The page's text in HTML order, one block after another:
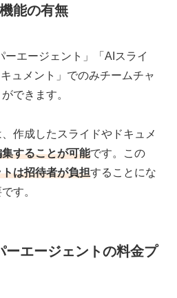
能の有無
エージェント」「AIスライ
ュメント」でのみチームチャ
できます。
作成したスライドやドキュメ
することが可能です。この
は招待者が負担することにな
す。
エージェントの料金プ